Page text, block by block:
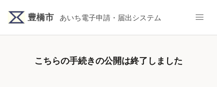
豊橋市 あいち電子申請・届出システム
こちらの手続きの公開は終了しました